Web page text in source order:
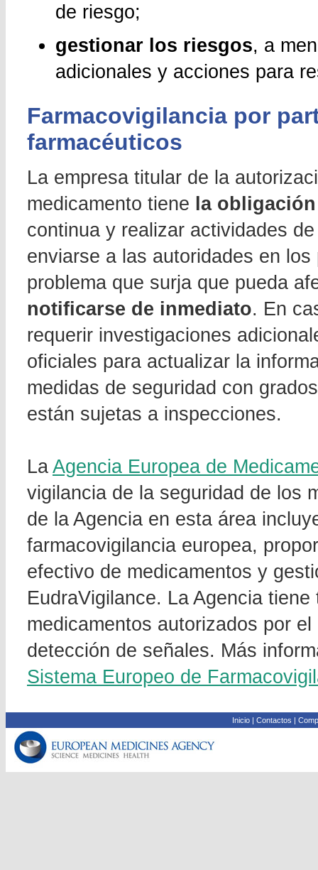
de riesgo;
gestionar los riesgos, a
adicionales y acciones para
Farmacovigilancia por
farmacéuticos
La empresa titular de la
medicamento tiene la
continua y realizar actividades
enviarse a las autoridades en
problema que surja que pueda
notificarse de inmediato. En
requerir investigaciones
oficiales para actualizar la
medidas de seguridad con
están sujetas a inspecciones.
LaAgencia Europea de
vigilancia de la seguridad de los
de la Agencia en esta área
farmacovigilancia europea,
efectivo de medicamentos y
EudraVigilance. La Agencia
medicamentos autorizados por
detección de señales. Más
Sistema Europeo de
Inicio | Contactos |